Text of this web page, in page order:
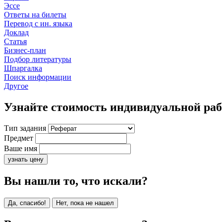
Эссе
Ответы на билеты
Перевод с ин. языка
Доклад
Статья
Бизнес-план
Подбор литературы
Шпаргалка
Поиск информации
Другое
Узнайте стоимость индивидуальной
Тип задания
Предмет
Ваше имя
узнать цену
Вы нашли то, что искали?
Да, спасибо! Нет, пока не нашел